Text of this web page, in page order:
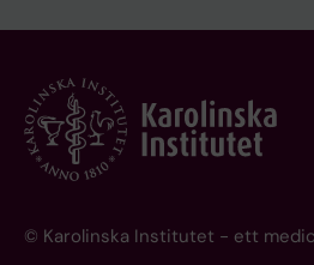
© Karolinska Institutet - ett